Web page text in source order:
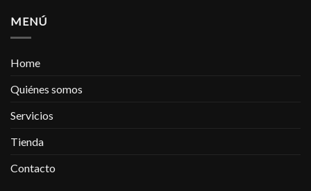
MENÚ
Home
Quiénes somos
Servicios
Tienda
Contacto